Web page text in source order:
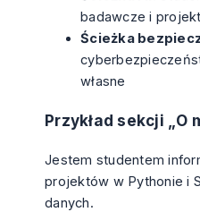
badawcze i
Ścieżka
własne
Przykład sekcji „O
Jestem studentem
projektów w Pythonie i
danych.